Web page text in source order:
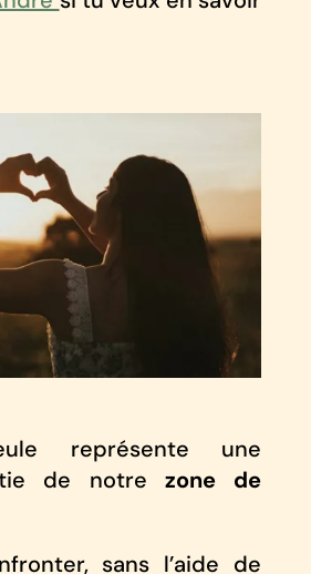
représente une
de notre zone de
sans l’aide de